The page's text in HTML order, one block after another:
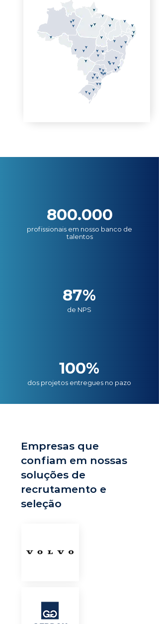
800.000
profissionais em nosso banco de
talentos
87%
de NPS
100%
dos projetos entregues no pazo
Empresas que
confiam em nossas
soluções de
recrutamento e
seleção